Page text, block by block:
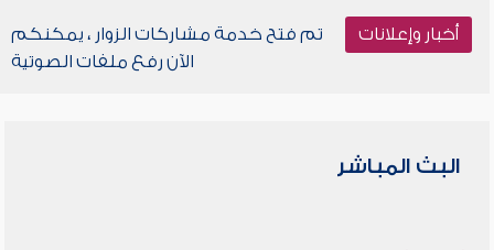
أخبار وإعلانات
تم فتح خدمة مشاركات الزوار ، يمكنكم
الآن رفع ملفات الصوتية
البث المباشر